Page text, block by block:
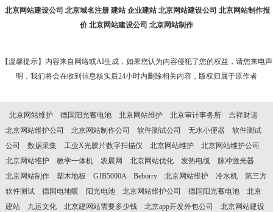
北京网站建设公司 北京域名注册 建站 企业建站 北京网站建设公司 北京网站制作报
价 北京网站建设公司 北京网站制作
【温馨提示】内容来自网络或AI生成，如果您认为内容侵犯了您的权益，请您来电声
明，我们将会在收到信息核实后24小时内删除相关内容，版权归属于原作者
北京网站维护 德国阳光蓄电池 北京网站维护 北京审计事务所
吉祥财运
北京网站维护公司
北京网站制作公司 软件测试公司 无水小便器
软件测试
公司
数据采集 工业X光胶片数字扫描仪 北京网站维护
北京网站维护公司
北京网站维护
教学一体机 农展网 北京网站优化 发热电缆
脉冲激光器
北京网站制作
塑木地板 GJB5000A Beborry 北京网站维护 冷水机
第三方
软件测试
德国电地暖 阳光电池 北京网站维护公司 德国阳光蓄电池
北京
建站
九运文化 北京建网站需要多少钱 北京app开发外包公司
北京网站建设